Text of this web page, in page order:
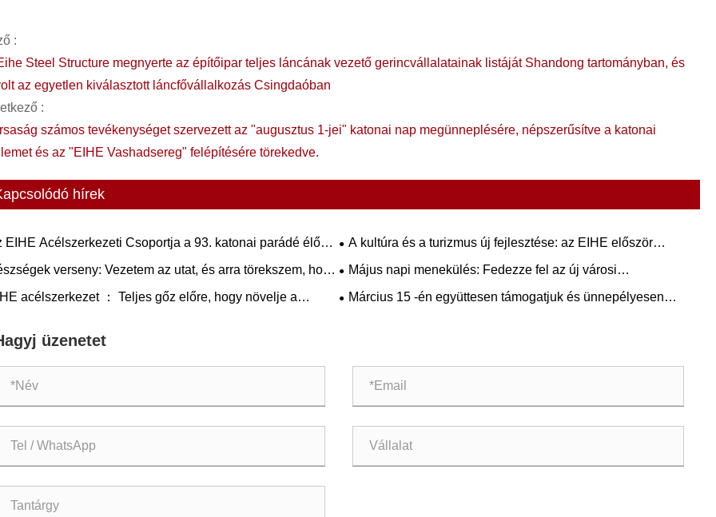
:
Steel Structure megnyerte az építőipar teljes láncának vezető gerincvállalatainak listáját Shandong tartományban, és
az egyetlen kiválasztott láncfővállalkozás Csingdaóban
:
számos tevékenységet szervezett az "augusztus 1-jei" katonai nap megünneplésére, népszerűsítve a katonai
és az "EIHE Vashadsereg" felépítésére törekedve.
hírek
EIHE Acélszerkezeti Csoportja a 93. katonai parádé élő
szervezett megtekintését
A kultúra és a turizmus új fejlesztése: az EIHE először
fedezze fel Önt – a mitikus témájú remekmű palotáját.
verseny: Vezetem az utat, és arra törekszem, hogy
legyenek bátorsággal - az EIHE acélszerkezet a 4.
Május napi menekülés: Fedezze fel az új városi
tereptárgyakat EiHE -vel
acélszerkezet ： Teljes gőz előre, hogy növelje a
Március 15 -én együttesen támogatjuk és ünnepélyesen
üzenetet